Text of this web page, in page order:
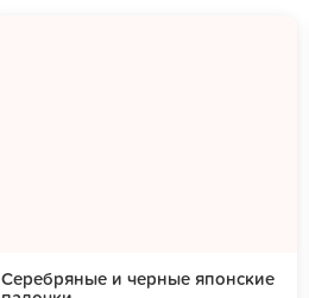
Серебряные и черные японские